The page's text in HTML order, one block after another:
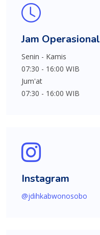
Jam Operasional
Senin - Kamis
07:30 - 16:00 WIB
Jum'at
07:30 - 16:00 WIB
Instagram
@jdihkabwonosobo